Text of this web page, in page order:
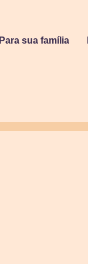
Para sua família